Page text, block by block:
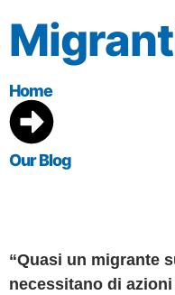
Home
Our Blog
“Quasi un migrante
necessitano di